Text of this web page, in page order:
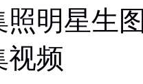
照明星生
视频